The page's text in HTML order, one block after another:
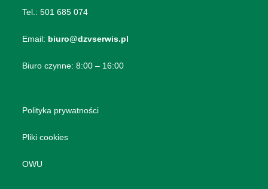
Tel.:501 685 074
Email: biuro@dzvserwis.pl
Biuro czynne: 8:00 – 16:00
Polityka prywatności
Pliki cookies
OWU